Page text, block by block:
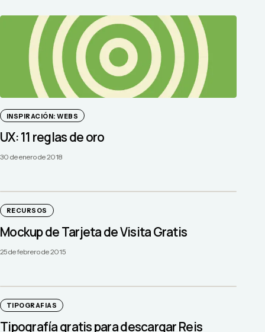
INSPIRACIÓN: WEBS
UX: 11 reglas de oro
30 de enero de 2018
RECURSOS
Mockup de Tarjeta de Visita Gratis
25 de febrero de 2015
TIPOGRAFIAS
Tipografía gratis para descargar Reis